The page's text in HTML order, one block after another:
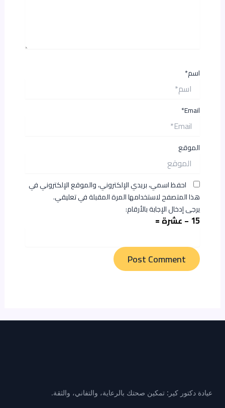
اسم*
Email*
الموقع
احفظ اسمي، بريدي الإلكتروني، والموقع الإلكتروني في
هذا المتصفح لاستخدامها المرة المقبلة في تعليقي.
يرجى إدخال الإجابة بالأرقام:
15 − عشرة =
عيادة دكتور كير: تمكين صحتك بالرعاية، والتفاني، والثقة.